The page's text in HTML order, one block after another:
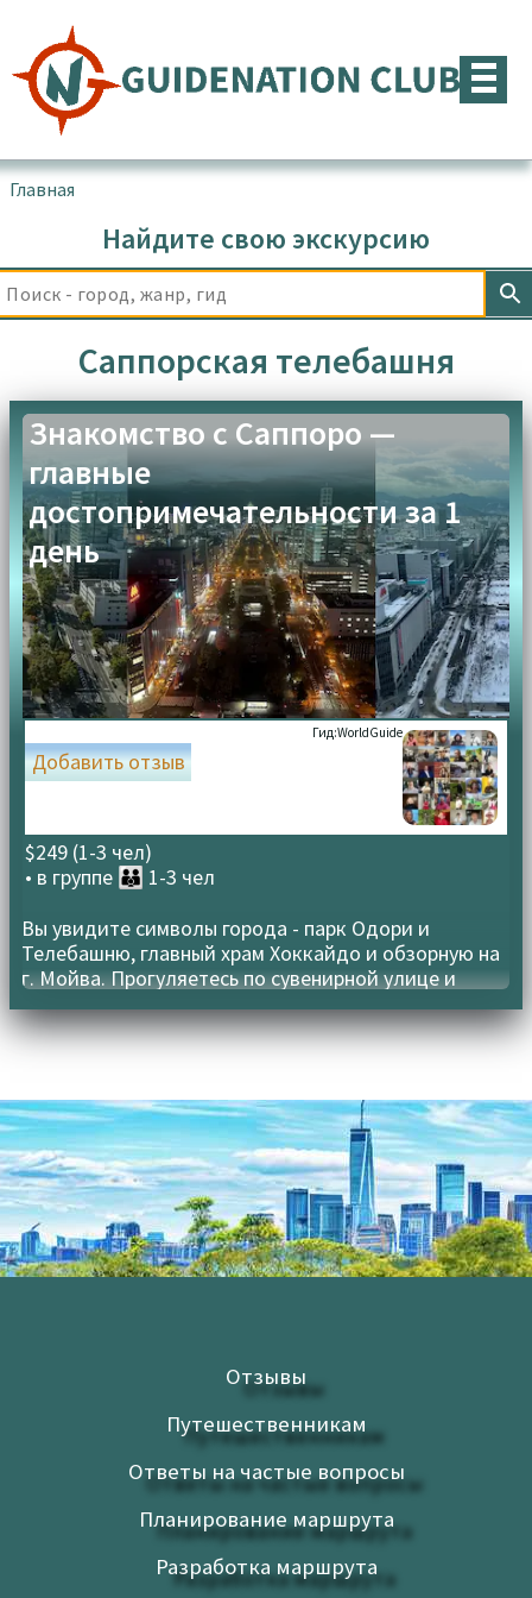
содержимому
Главная
Найдите свою экскурсию
Саппорская телебашня
Знакомство с Саппоро —
главные
достопримечательности за 1
день
Гид:WorldGuide
$249 (1-3 чел)
• в группе 👪 1-3 чел
Добавить отзыв
Вы увидите символы города - парк Одори и
Телебашню, главный храм Хоккайдо и обзорную на
г. Мойва. Прогуляетесь по сувенирной улице и
поужинаете Чингисханом!
Отзывы
Путешественникам
Ответы на частые вопросы
Планирование маршрута
Разработка маршрута